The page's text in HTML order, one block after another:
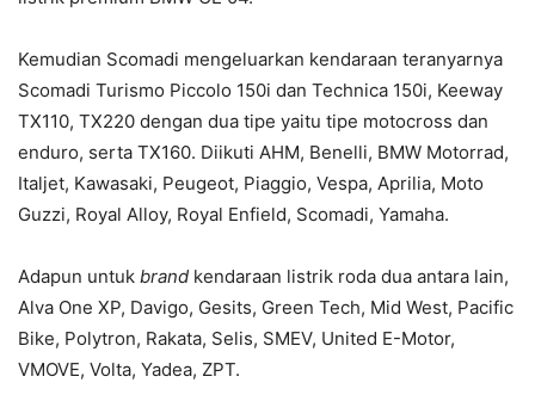
Kemudian Scomadi mengeluarkan kendaraan teranyarnya
Scomadi Turismo Piccolo 150i dan Technica 150i, Keeway
TX110, TX220 dengan dua tipe yaitu tipe motocross dan
enduro, serta TX160. Diikuti AHM, Benelli, BMW Motorrad,
Italjet, Kawasaki, Peugeot, Piaggio, Vespa, Aprilia, Moto
Guzzi, Royal Alloy, Royal Enfield, Scomadi, Yamaha.
Adapun untuk brand kendaraan listrik roda dua antara lain,
Alva One XP, Davigo, Gesits, Green Tech, Mid West, Pacific
Bike, Polytron, Rakata, Selis, SMEV, United E-Motor,
VMOVE, Volta, Yadea, ZPT.